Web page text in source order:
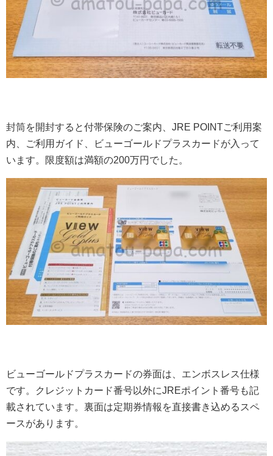
封筒を開封すると付帯保険のご案内、JRE POINTご利用案
内、ご利用ガイド、ビューゴールドプラスカードが入って
います。限度額は満額の200万円でした。
ビューゴールドプラスカードの券面は、エンボスレス仕様
です。クレジットカード番号以外にJREポイント番号も記
載されています。裏面は定期券情報を直接書き込めるスペ
ースがあります。